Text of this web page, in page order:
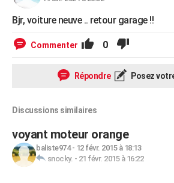
Bjr, voiture neuve .. retour garage !!
Commenter 0
Répondre Posez
Discussions similaires
voyant moteur orange
baliste974- 12 févr. 2015 à 18:13
snocky. - 21 févr. 2015 à 16:22